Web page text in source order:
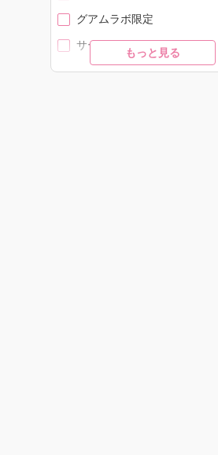
グアムラボ限定
サーカス
ファミリーフォト
もっと見る